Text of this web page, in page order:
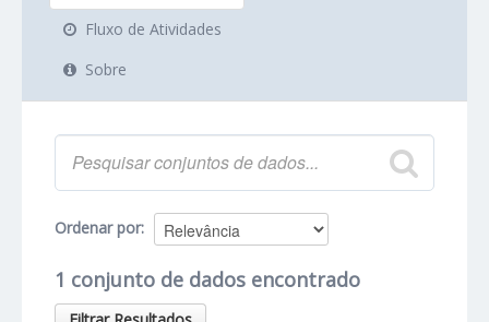
Fluxo de Atividades
Sobre
Ordenar por
1 conjunto de dados encontrado